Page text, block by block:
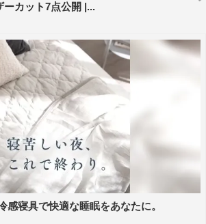
ーカット7点公開 |...
感寝具で快適な睡眠をあなたに。